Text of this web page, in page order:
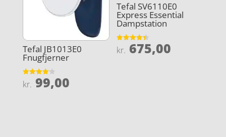
Tefal JB1013E0
Fnugfjerner
Vurderet
4.1
kr. 99,00
Tefal SV6110E0
Express Essential
Dampstation
Vurderet
4.4
kr. 675,00